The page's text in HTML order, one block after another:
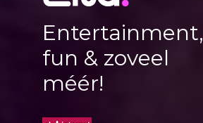
Entertainment,
fun & zoveel
méér!